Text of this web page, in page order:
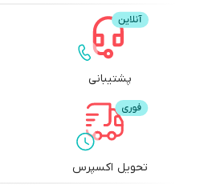
پشتیبانی
تحویل اکسپرس